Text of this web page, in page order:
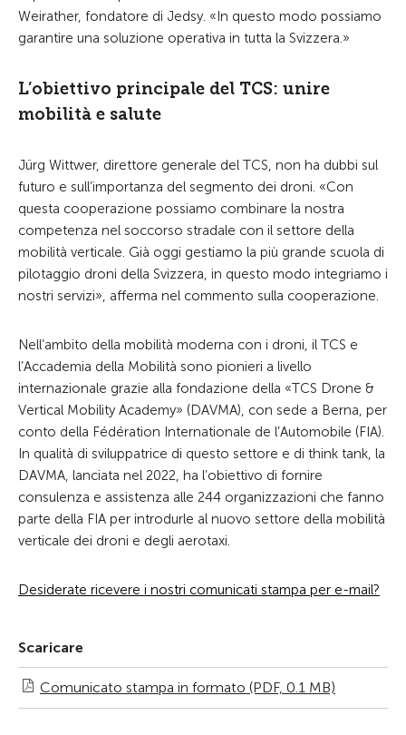
Weirather, fondatore di Jedsy. «In questo modo possiamo
garantire una soluzione operativa in tutta la Svizzera.»
L’obiettivo principale del TCS: unire
mobilità e salute
Jürg Wittwer, direttore generale del TCS, non ha dubbi sul
futuro e sull’importanza del segmento dei droni. «Con
questa cooperazione possiamo combinare la nostra
competenza nel soccorso stradale con il settore della
mobilità verticale. Già oggi gestiamo la più grande scuola di
pilotaggio droni della Svizzera, in questo modo integriamo i
nostri servizi», afferma nel commento sulla cooperazione.
Nell’ambito della mobilità moderna con i droni, il TCS e
l’Accademia della Mobilità sono pionieri a livello
internazionale grazie alla fondazione della «TCS Drone &
Vertical Mobility Academy» (DAVMA), con sede a Berna, per
conto della Fédération Internationale de l’Automobile (FIA).
In qualità di sviluppatrice di questo settore e di think tank, la
DAVMA, lanciata nel 2022, ha l’obiettivo di fornire
consulenza e assistenza alle 244 organizzazioni che fanno
parte della FIA per introdurle al nuovo settore della mobilità
verticale dei droni e degli aerotaxi.
Desiderate ricevere i nostri comunicati stampa per e-mail?
Scaricare
Comunicato stampa in formato (PDF, 0.1 MB)